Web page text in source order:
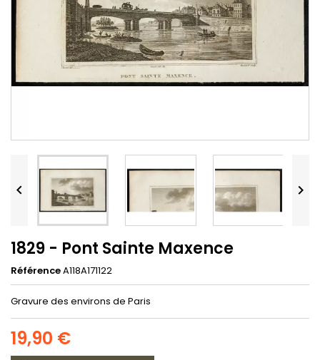
 
1829 - Pont Sainte Maxence
RéférenceA118A171122
Gravure des environs de Paris
19,90 €